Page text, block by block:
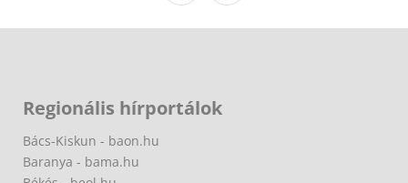
Regionális hírportálok
Bács-Kiskun - baon.hu
Baranya - bama.hu